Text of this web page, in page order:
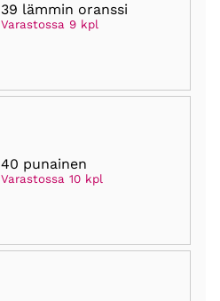
39 lämmin oranssi
Varastossa 9 kpl
40 punainen
Varastossa 10 kpl